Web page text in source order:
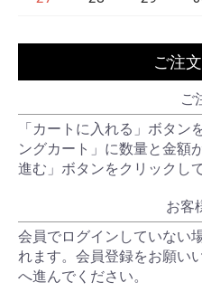
ご注
ご
「カートに入れる」ボタ
ングカート」に数量と金額
進む」ボタンをクリックし
お客
会員でログインしていない
れます。会員登録をお願い
へ進んでください。